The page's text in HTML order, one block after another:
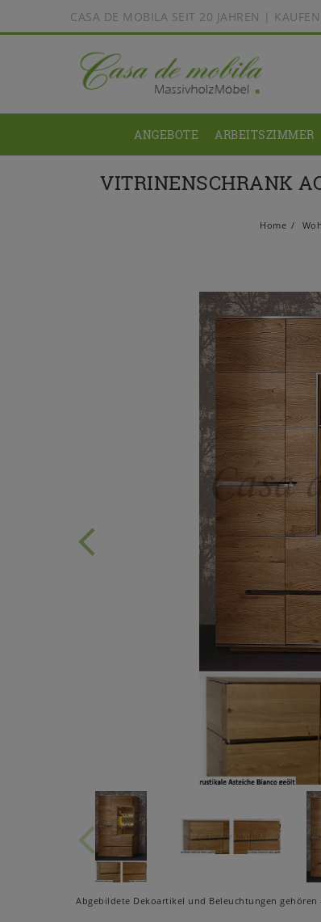
CASA DE MOBILA SEIT 20 JAHREN |
ANGEBOTE ARBEITSZIMMER
VITRINENSCHRANK
Home
Abgebildete Dekoartikel und Beleuchtungen